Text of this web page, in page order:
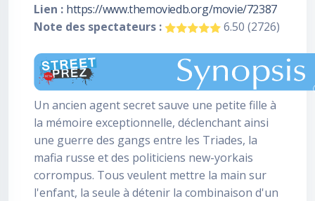
Lien : https://www.themoviedb.org/movie/72387
Note des spectateurs :
6.50 (2726)
Un ancien agent secret sauve une petite fille à
la mémoire exceptionnelle, déclenchant ainsi
une guerre des gangs entre les Triades, la
mafia russe et des politiciens new-yorkais
corrompus. Tous veulent mettre la main sur
l'enfant, la seule à détenir la combinaison d'un